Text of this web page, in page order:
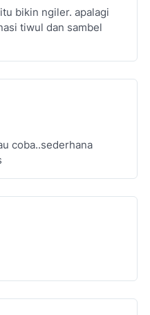
bikin ngiler. apalagi
tiwul dan sambel
coba..sederhana